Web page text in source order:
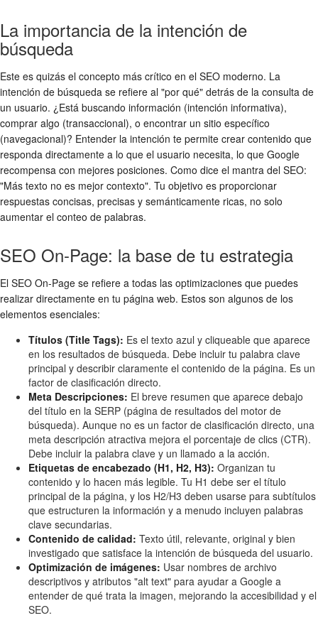
La importancia de la intención de
búsqueda
Este es quizás el concepto más crítico en el SEO moderno. La
intención de búsqueda se refiere al "por qué" detrás de la consulta de
un usuario. ¿Está buscando información (intención informativa),
comprar algo (transaccional), o encontrar un sitio específico
(navegacional)? Entender la intención te permite crear contenido que
responda directamente a lo que el usuario necesita, lo que Google
recompensa con mejores posiciones. Como dice el mantra del SEO:
"Más texto no es mejor contexto". Tu objetivo es proporcionar
respuestas concisas, precisas y semánticamente ricas, no solo
aumentar el conteo de palabras.
SEO On-Page: la base de tu estrategia
El SEO On-Page se refiere a todas las optimizaciones que puedes
realizar directamente en tu página web. Estos son algunos de los
elementos esenciales:
Títulos (Title Tags): Es el texto azul y cliqueable que aparece
en los resultados de búsqueda. Debe incluir tu palabra clave
principal y describir claramente el contenido de la página. Es un
factor de clasificación directo.
Meta Descripciones: El breve resumen que aparece debajo
del título en la SERP (página de resultados del motor de
búsqueda). Aunque no es un factor de clasificación directo, una
meta descripción atractiva mejora el porcentaje de clics (CTR).
Debe incluir la palabra clave y un llamado a la acción.
Etiquetas de encabezado (H1, H2, H3): Organizan tu
contenido y lo hacen más legible. Tu H1 debe ser el título
principal de la página, y los H2/H3 deben usarse para subtítulos
que estructuren la información y a menudo incluyen palabras
clave secundarias.
Contenido de calidad: Texto útil, relevante, original y bien
investigado que satisface la intención de búsqueda del usuario.
Optimización de imágenes: Usar nombres de archivo
descriptivos y atributos "alt text" para ayudar a Google a
entender de qué trata la imagen, mejorando la accesibilidad y el
SEO.